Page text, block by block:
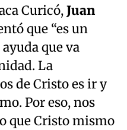
Curicó,Juan
que “es un
que va
La
de Cristo es ir y
Por eso, nos
que Cristo mismo